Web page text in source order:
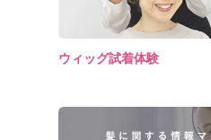
ウィッグ試着体験